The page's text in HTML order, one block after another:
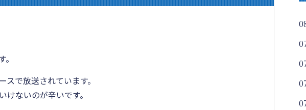
で放送されています。
ないのが辛いです。